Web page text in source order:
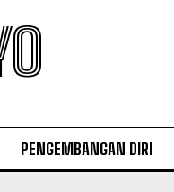
PENGEMBANGAN DIRI